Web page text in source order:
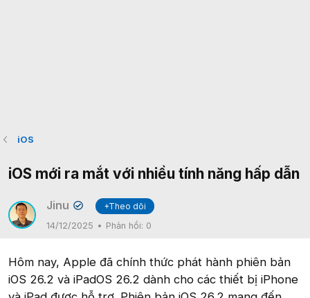
iOS
iOS mới ra mắt với nhiều tính năng hấp dẫn
Jinu ✔
+Theo dõi
14/12/2025
Phản hồi: 0
Hôm nay, Apple đã chính thức phát hành phiên bản
iOS 26.2 và iPadOS 26.2 dành cho các thiết bị iPhone